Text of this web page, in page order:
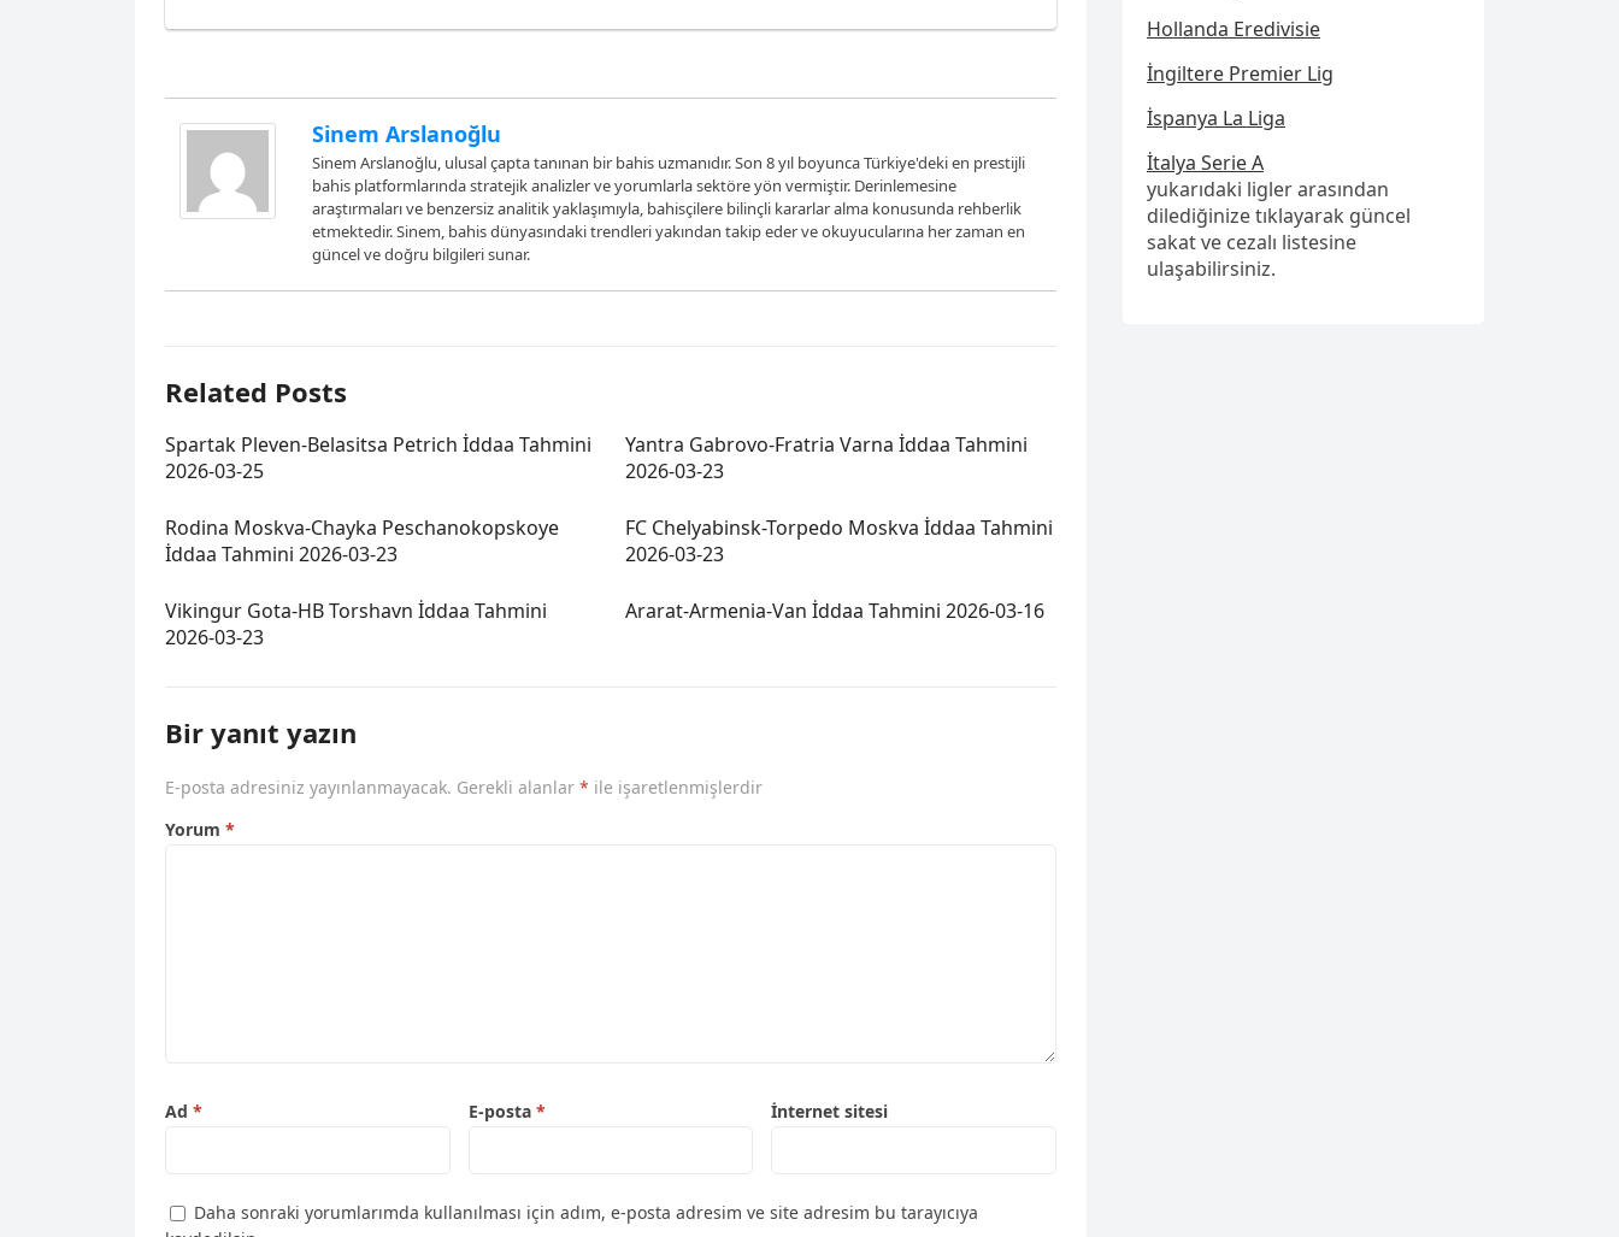
Sinem Arslanoğlu
Sinem Arslanoğlu, ulusal çapta tanınan bir bahis uzmanıdır. Son 8 yıl boyunca Türkiye'deki en prestijli
bahis platformlarında stratejik analizler ve yorumlarla sektöre yön vermiştir. Derinlemesine
araştırmaları ve benzersiz analitik yaklaşımıyla, bahisçilere bilinçli kararlar alma konusunda rehberlik
etmektedir. Sinem, bahis dünyasındaki trendleri yakından takip eder ve okuyucularına her zaman en
güncel ve doğru bilgileri sunar.
Related Posts
Spartak Pleven-Belasitsa Petrich İddaa Tahmini
2026-03-25
Yantra Gabrovo-Fratria Varna İddaa Tahmini
2026-03-23
Rodina Moskva-Chayka Peschanokopskoye
İddaa Tahmini 2026-03-23
FC Chelyabinsk-Torpedo Moskva İddaa Tahmini
2026-03-23
Vikingur Gota-HB Torshavn İddaa Tahmini
2026-03-23
Ararat-Armenia-Van İddaa Tahmini 2026-03-16
Bir yanıt yazın
E-posta adresiniz yayınlanmayacak. Gerekli alanlar * ile işaretlenmişlerdir
Yorum *
Ad * E-posta * İnternet sitesi
Daha sonraki yorumlarımda kullanılması için adım, e-posta adresim ve site adresim bu tarayıcıya
Hollanda Eredivisie
İngiltere Premier Lig
İspanya La Liga
İtalya Serie A
yukarıdaki ligler arasından
dilediğinize tıklayarak güncel
sakat ve cezalı listesine
ulaşabilirsiniz.